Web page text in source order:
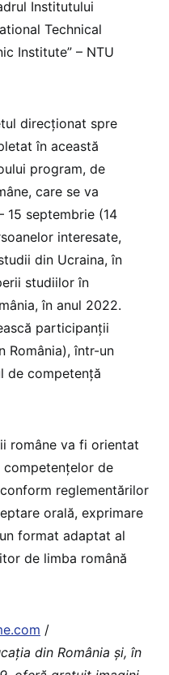
Institutului
Technical
Institute” – NTU
direcţionat spre
în această
program, de
care se va
15 septembrie (14
interesate,
din Ucraina, în
studiilor în
în anul 2022.
participanţii
România), într-un
de competenţă
române va fi orientat
de
reglementărilor
orală, exprimare
format adaptat al
de limba română
/
din România şi, în